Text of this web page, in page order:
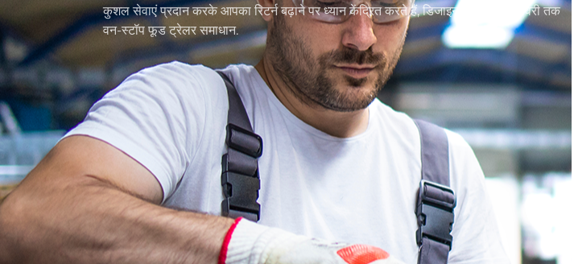
कुशल सेवाएं प्रदान करके आपका रिटर्न बढ़ाने पर ध्यान केंद्रित करते हैं, डिजाइन से लेकर डिलीवरी तक
वन-स्टॉप फूड ट्रेलर समाधान.